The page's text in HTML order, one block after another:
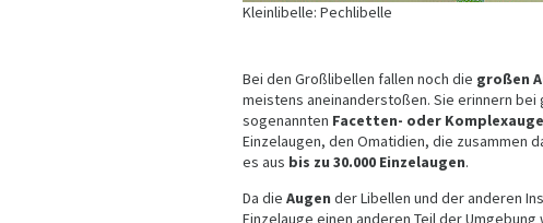
Kleinlibelle: Pechlibelle
Bei den Großlibellen fallen noch die großen
meistens aneinanderstoßen. Sie erinnern bei
sogenannten Facetten- oder
Einzelaugen, den Omatidien, die zusammen
es aus bis zu 30.000 Einzelaugen.
Da die Augen der Libellen und der anderen
Einzelauge einen anderen Teil der